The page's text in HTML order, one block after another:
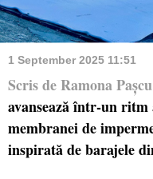
1 September 2025 11:51
Scris de Ramona Pașcu
avansează într-un
membranei de
inspirată de barajele